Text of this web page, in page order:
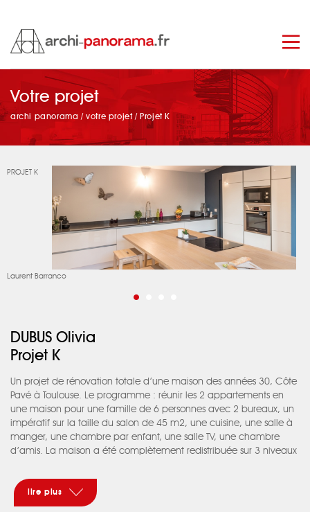
manage_search
Votre projet
archi panorama /votre projet / Projet K
PROJET K
Laurent Barranco
DUBUS Olivia
Projet K
Un projet de rénovation totale d’une maison des années 30, Côte
Pavé à Toulouse. Le programme : réunir les 2 appartements en
une maison pour une famille de 6 personnes avec 2 bureaux, un
impératif sur la taille du salon de 45 m2, une cuisine, une salle à
manger, une chambre par enfant, une salle TV, une chambre
d’amis. La maison a été complètement redistribuée sur 3 niveaux
rdc. L’entrée devenant le noyau de la maison tant au niveau de
la distribution des pièces que sur le projet architectural. En
entrant, le souhait était de pouvoir deviner, à travers le salon, le
lire plus